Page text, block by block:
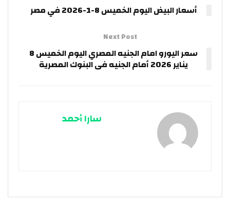
أسعار البيض اليوم الخميس 8-1-2026 في مصر
Next Post
سعر اليورو امام الجنيه المصري اليوم الخميس 8
يناير 2026 أمام الجنيه فى البنوك المصرية
سارا أحمد